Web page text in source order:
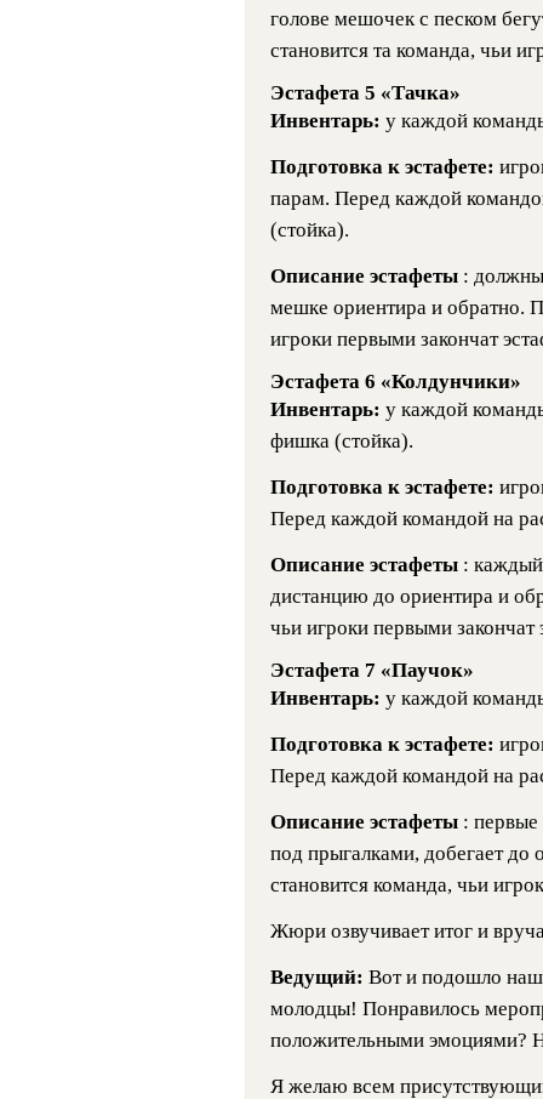
голове мешочек с песком
становится та команда, чьи
Эстафета 5 «Тачка»
Инвентарь: у каждой
Подготовка к эстафете:
парам. Перед каждой
(стойка).
Описание эстафеты : должны
мешке ориентира и обратно.
игроки первыми закончат
Эстафета 6 «Колдунчики»
Инвентарь: у каждой
фишка (стойка).
Подготовка к эстафете:
Перед каждой командой на
Описание эстафеты :
дистанцию до ориентира и
чьи игроки первыми закончат
Эстафета 7 «Паучок»
Инвентарь: у каждой
Подготовка к эстафете:
Перед каждой командой на
Описание эстафеты :
под прыгалками, добегает до
становится команда, чьи
Жюри озвучивает итог и
Ведущий: Вот и подошло
молодцы! Понравилось
положительными эмоциями?
Я желаю всем